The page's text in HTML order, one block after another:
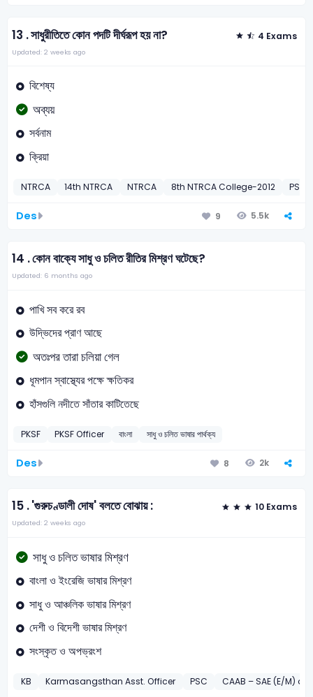
13 .সাধুরীতিতে কোন পদটি দীর্ঘরূপ হয় না? 4 Exams
Updated: 2 weeks ago
বিশেষ্য
অব্যয়
সর্বনাম
ক্রিয়া
NTRCA 14th NTRCA NTRCA 8th NTRCA College-2012 PSC
Des 9 5.5k
14 .কোন বাক্যে সাধু ও চলিত রীতির মিশ্রণ ঘটেছে?
Updated: 6 months ago
পাখি সব করে রব
উদ্ভিদের প্রাণ আছে
অতঃপর তারা চলিয়া গেল
ধূমপান স্বাস্থ্যের পক্ষে ক্ষতিকর
হাঁসগুলি নদীতে সাঁতার কাটিতেছে
PKSF PKSF Officer বাংলা সাধু ও চলিত ভাষার পার্থক্য
Des 8 2k
15 .'গুরুচণ্ডালী দোষ' বলতে বোঝায় : 10 Exams
Updated: 2 weeks ago
সাধু ও চলিত ভাষার মিশ্রণ
বাংলা ও ইংরেজি ভাষার মিশ্রণ
সাধু ও আঞ্চলিক ভাষার মিশ্রণ
দেশী ও বিদেশী ভাষার মিশ্রণ
সংস্কৃত ও অপভ্রংশ
KB Karmasangsthan Asst. Officer PSC CAAB – SAE (E/M)